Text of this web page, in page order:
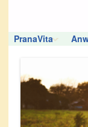
PranaVita